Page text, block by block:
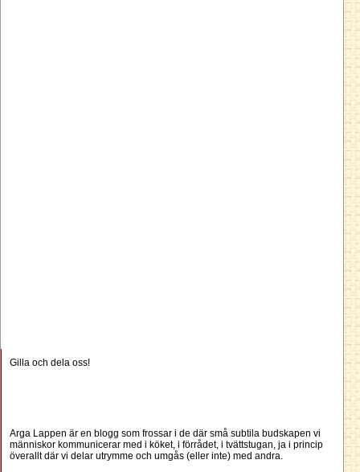
Gilla och dela oss!
Arga Lappen är en blogg som frossar i de där små subtila budskapen vi
människor kommunicerar med i köket, i förrådet, i tvättstugan, ja i princip
överallt där vi delar utrymme och umgås (eller inte) med andra.